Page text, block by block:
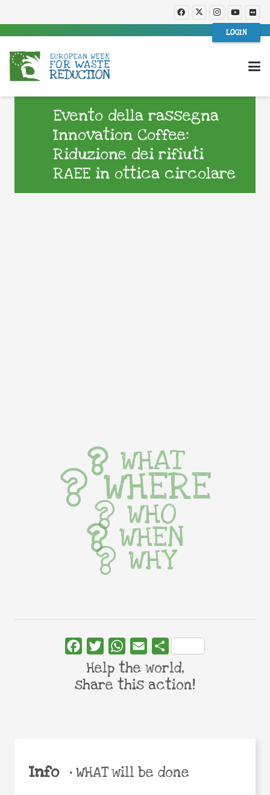
LOGIN
Evento della rassegna
Innovation Coffee:
Riduzione dei rifiuti
RAEE in ottica circolare
Info •WHAT will be done
WHAT
WHERE
WHO
WHEN
WHY
FacebookTwitterWhatsApp
Email Share
Help the world,
share this action!